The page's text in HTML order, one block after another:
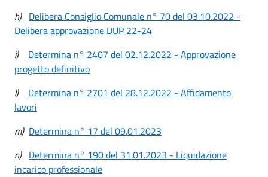
h) Delibera Consiglio Comunale n° 70 del 03.10.2022 -
Delibera approvazione DUP 22-24
i)
Determina n° 2407 del 02.12.2022 - Approvazione
progetto definitivo
l) Determina n° 2701 del 28.12.2022 - Affidamento
lavori
m) Determina n° 17 del 09.01.2023
n) Determina n° 190 del 31.01.2023 - Liquidazione
incarico professionale